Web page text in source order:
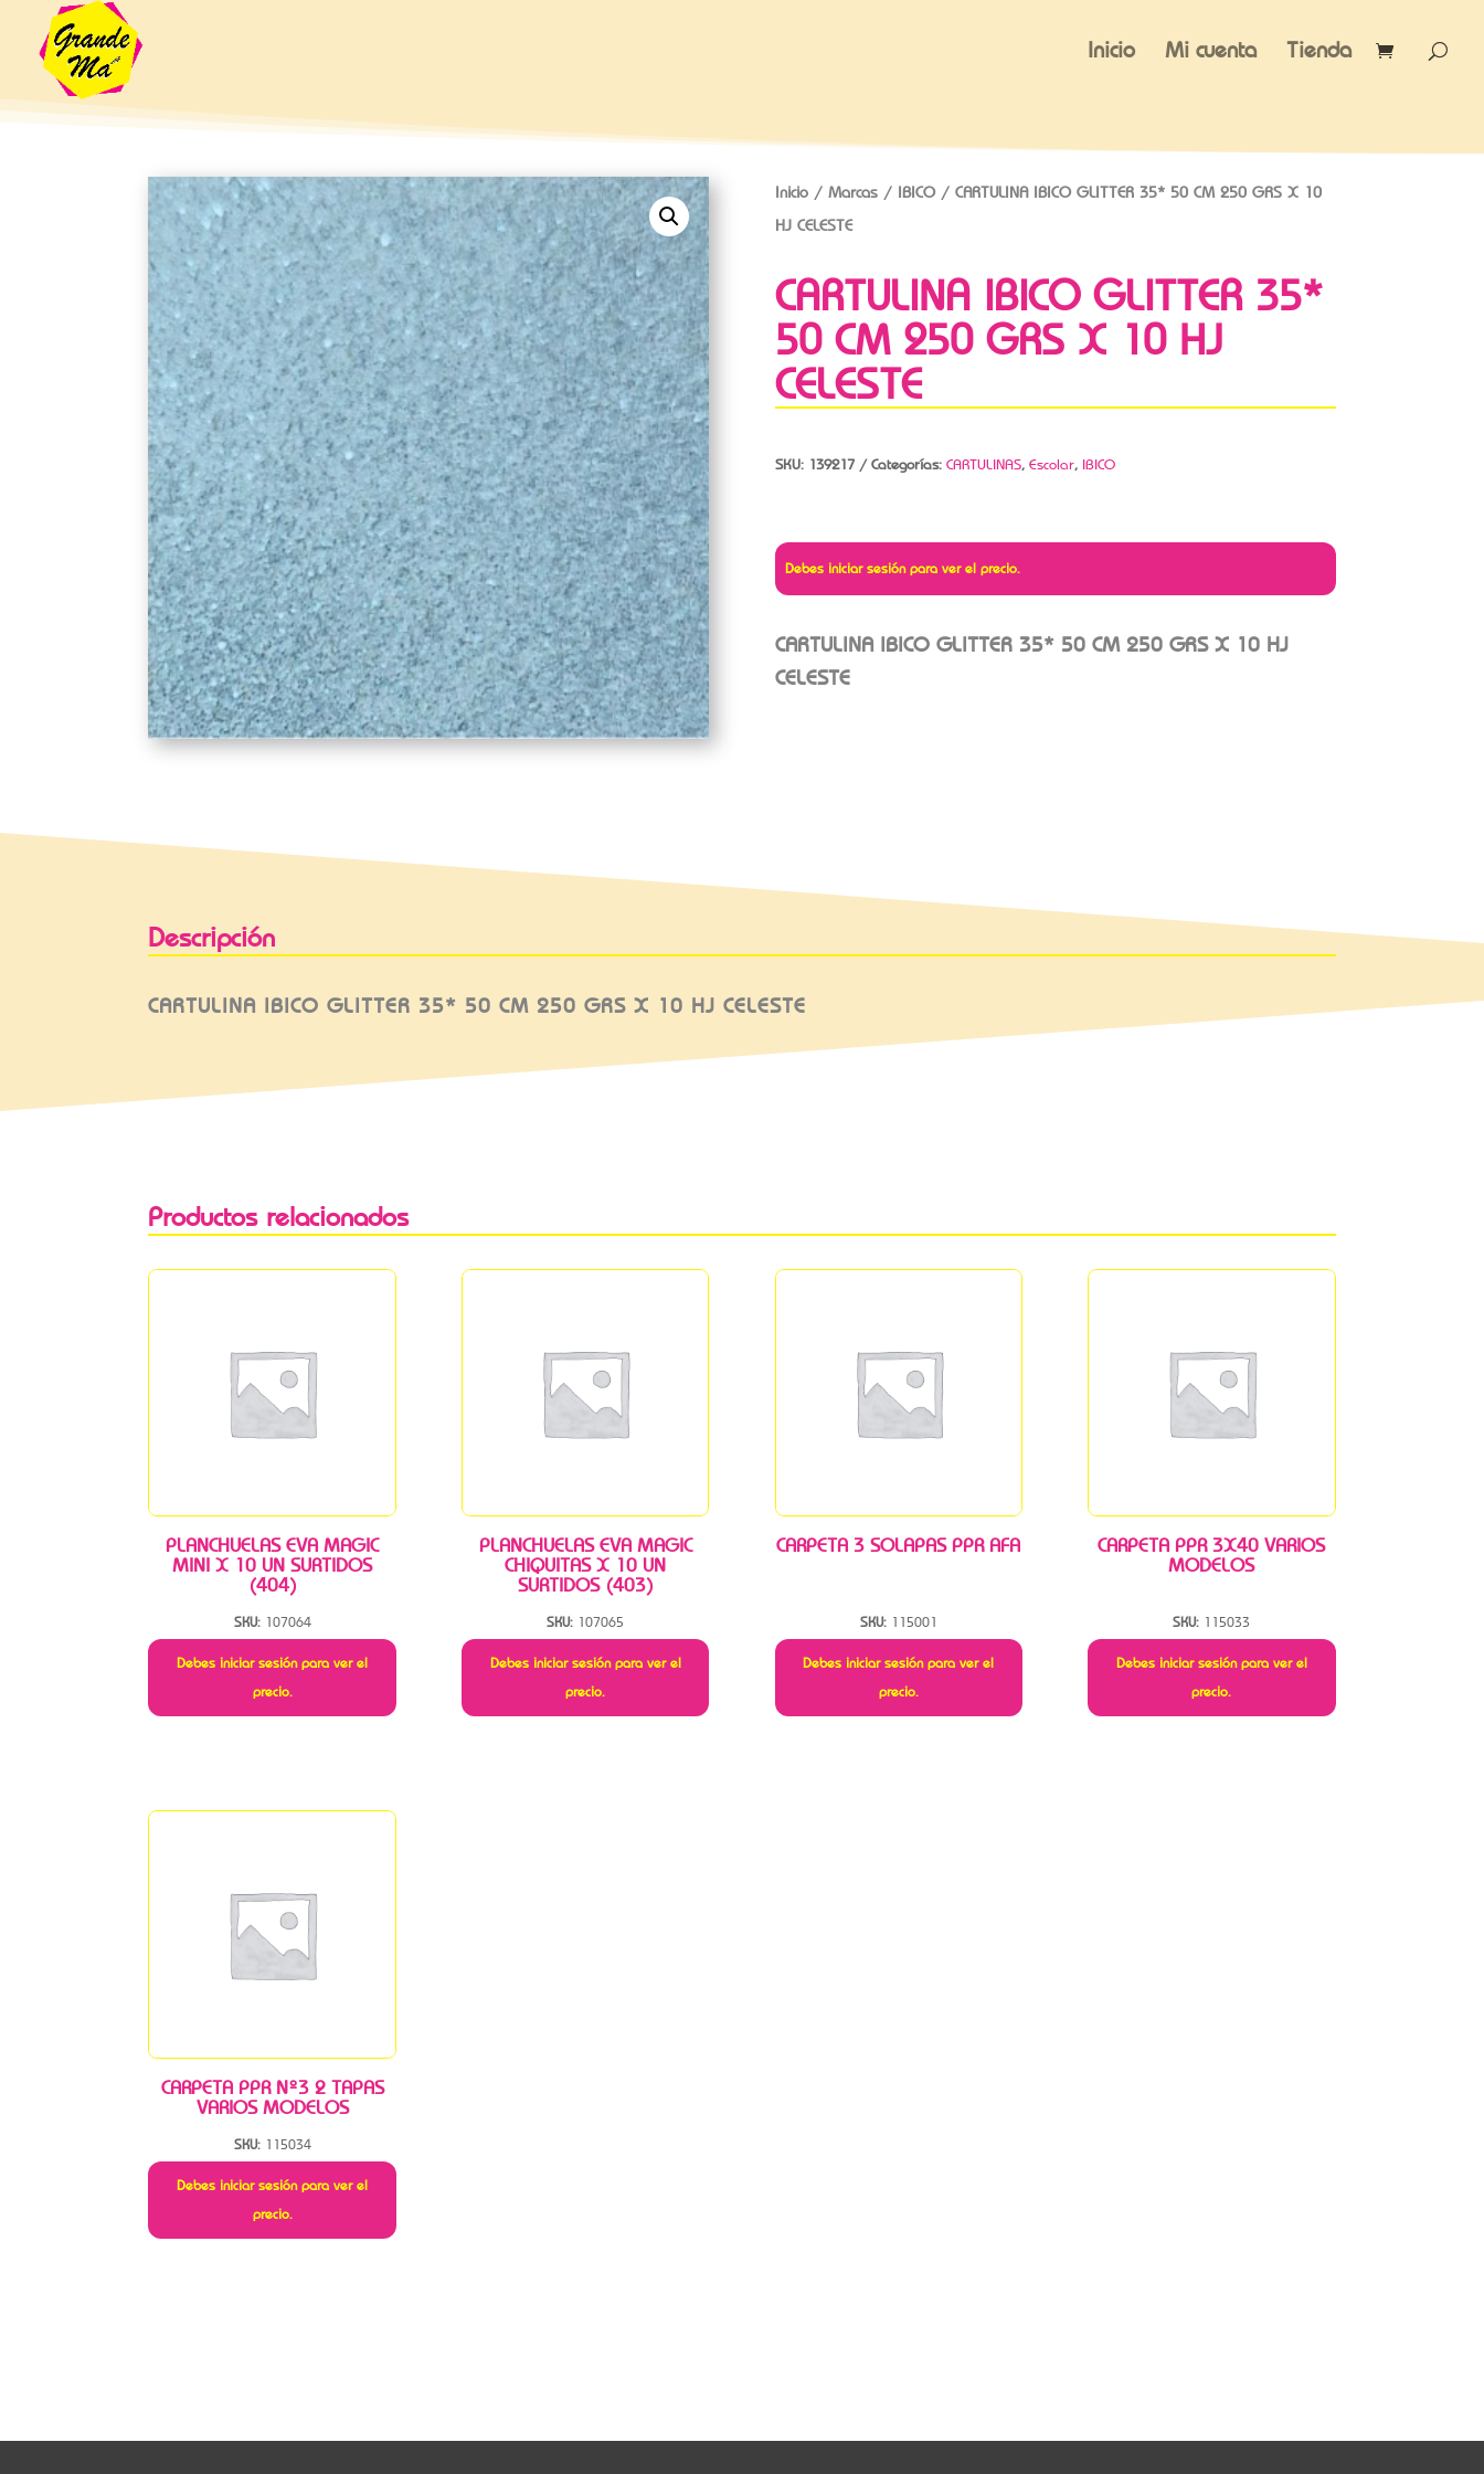
Inicio Mi cuenta Tienda
Inicio/ Marcas/ IBICO/ CARTULINA IBICO GLITTER 35* 50 CM 250 GRS X 10
HJ CELESTE
CARTULINA IBICO GLITTER 35*
50 CM 250 GRS X 10 HJ
CELESTE
SKU: 139217 Categorías: CARTULINAS, Escolar, IBICO
Debes iniciar sesión para ver el precio.
CARTULINA IBICO GLITTER 35* 50 CM 250 GRS X 10 HJ
CELESTE
Descripción
CARTULINA IBICO GLITTER 35* 50 CM 250 GRS X 10 HJ CELESTE
Productos relacionados
PLANCHUELAS EVA MAGIC
MINI X 10 UN SURTIDOS
(404)
SKU: 107064
Debes iniciar sesión para ver el
precio.
PLANCHUELAS EVA MAGIC
CHIQUITAS X 10 UN
SURTIDOS (403)
SKU: 107065
Debes iniciar sesión para ver el
precio.
CARPETA 3 SOLAPAS PPR AFA
SKU: 115001
Debes iniciar sesión para ver el
precio.
CARPETA PPR 3X40 VARIOS
MODELOS
SKU: 115033
Debes iniciar sesión para ver el
precio.
CARPETA PPR Nº3 2 TAPAS
VARIOS MODELOS
SKU: 115034
Debes iniciar sesión para ver el
precio.